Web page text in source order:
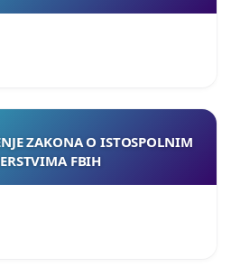
ZAKONA O ISTOSPOLNIM
FBIH